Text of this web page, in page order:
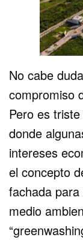
No cabe
compromiso
Pero es
donde
intereses
el concepto
fachada
medio